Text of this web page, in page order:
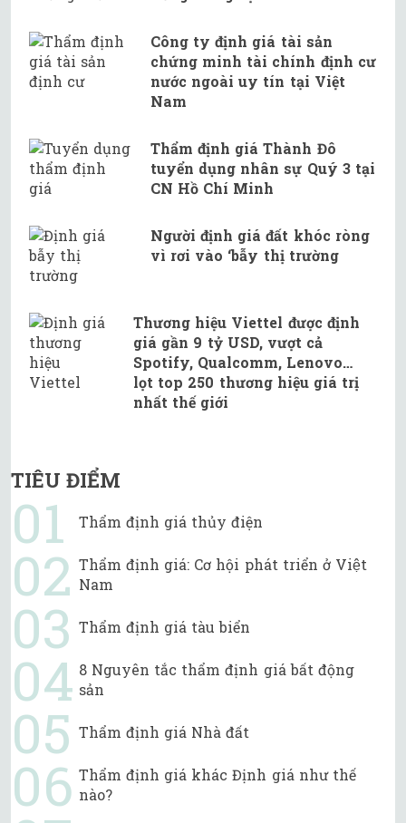
Công ty định giá tài sản
chứng minh tài chính định cư
nước ngoài uy tín tại Việt
Nam
Thẩm định giá Thành Đô
tuyển dụng nhân sự Quý 3 tại
CN Hồ Chí Minh
Người định giá đất khóc ròng
vì rơi vào ‘bẫy thị trường
Thương hiệu Viettel được định
giá gần 9 tỷ USD, vượt cả
Spotify, Qualcomm, Lenovo…
lọt top 250 thương hiệu giá trị
nhất thế giới
TIÊU ĐIỂM
Thẩm định giá thủy điện
Thẩm định giá: Cơ hội phát triển ở Việt
Nam
Thẩm định giá tàu biển
8 Nguyên tắc thẩm định giá bất động
sản
Thẩm định giá Nhà đất
Thẩm định giá khác Định giá như thế
nào?